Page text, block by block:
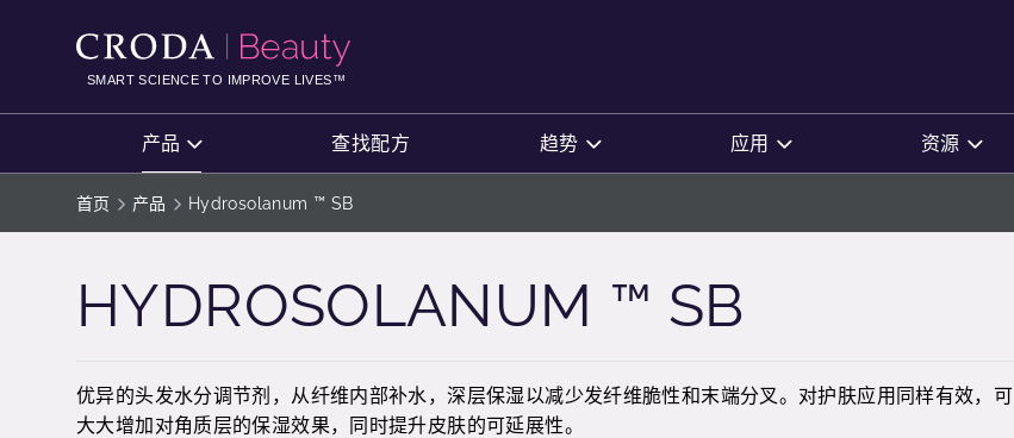
CONTENTSMART SCIENCE TO IMPROVE LIVES™
产品 查找配方 趋势 应用 资源
首页 产品 Hydrosolanum ™ SB
HYDROSOLANUM ™ SB
优异的头发水分调节剂，从纤维内部补水，深层保湿以减少发纤维脆性和末端分叉。对护肤应用同样有效，可
大大增加对角质层的保湿效果，同时提升皮肤的可延展性。